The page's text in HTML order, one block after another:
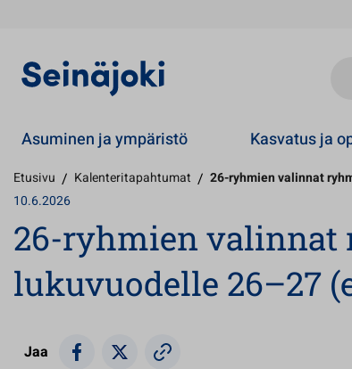
Asuminen ja ympäristö Kasvatus ja
Etusivu / Kalenteritapahtumat / 26-ryhmien valinnat
10.6.2026
26-ryhmien valinnat
lukuvuodelle 26–27
Jaa